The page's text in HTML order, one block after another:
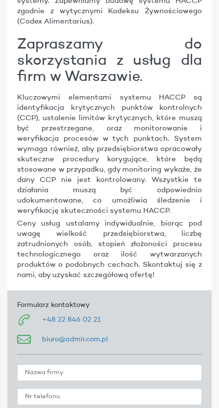
zgodnie z wytycznymi Kodeksu Żywnościowego
(Codex Alimentarius).
Zapraszamy do
skorzystania z usług dla
firm w Warszawie.
Kluczowymi elementami systemu HACCP są
identyfikacja krytycznych punktów kontrolnych
(CCP), ustalenie limitów krytycznych, które muszą
być przestrzegane, oraz monitorowanie i
weryfikacja procesów w tych punktach. System
wymaga również, aby przedsiębiorstwa opracowały
skuteczne procedury korygujące, które będą
stosowane w przypadku, gdy monitoring wykaże, że
dany CCP nie jest kontrolowany. Wszystkie te
działania muszą być odpowiednio
udokumentowane, co umożliwia śledzenie i
weryfikację skuteczności systemu HACCP.
Ceny usług ustalamy indywidualnie, biorąc pod
uwagę wielkość przedsiębiorstwa, liczbę
zatrudnionych osób, stopień złożoności procesu
technologicznego oraz ilość wytwarzanych
produktów o podobnych cechach. Skontaktuj się z
nami, aby uzyskać szczegółową ofertę!
Formularz kontaktowy
+48 22 846 02 21
biuro@admir.com.pl